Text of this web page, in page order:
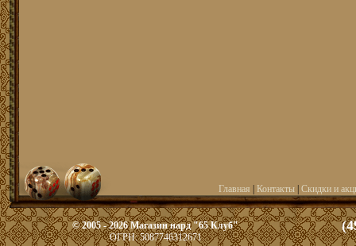
Главная Контакты| Скидки и
© 2005 - 2026 Магазин нард "65 Клуб"
ОГРН: 5087746312671